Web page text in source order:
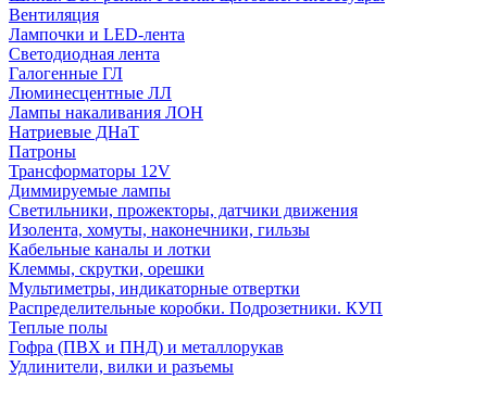
Вентиляция
Лампочки и LED-лента
Светодиодная лента
Галогенные ГЛ
Люминесцентные ЛЛ
Лампы накаливания ЛОН
Натриевые ДНаТ
Патроны
Трансформаторы 12V
Диммируемые лампы
Светильники, прожекторы, датчики движения
Изолента, хомуты, наконечники, гильзы
Кабельные каналы и лотки
Клеммы, скрутки, орешки
Мультиметры, индикаторные отвертки
Распределительные коробки. Подрозетники. КУП
Теплые полы
Гофра (ПВХ и ПНД) и металлорукав
Удлинители, вилки и разъемы